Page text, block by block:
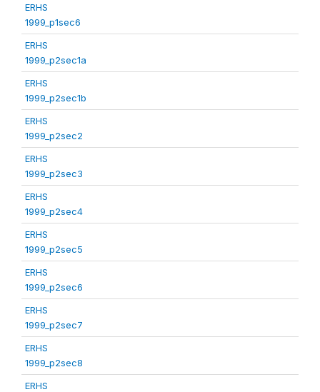
ERHS
1999_p1sec6
ERHS
1999_p2sec1a
ERHS
1999_p2sec1b
ERHS
1999_p2sec2
ERHS
1999_p2sec3
ERHS
1999_p2sec4
ERHS
1999_p2sec5
ERHS
1999_p2sec6
ERHS
1999_p2sec7
ERHS
1999_p2sec8
ERHS